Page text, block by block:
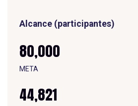
Alcance (participantes)
80,000
META
44,821